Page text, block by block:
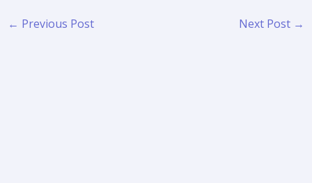
← Previous Post Next Post →